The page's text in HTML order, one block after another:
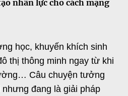
chất lượng
dự thảo VBQPPL
nhân lực cho cách mạng
học, khuyến khích sinh
thị thông minh ngay từ khi
Câu chuyện tưởng
đang là giải pháp